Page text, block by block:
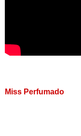
Miss Perfumado